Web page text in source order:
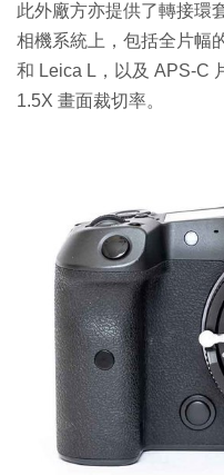
此外廠方亦提供了轉接環
相機系統上，包括全片幅
和 Leica L，以及 APS-C
1.5X 畫面裁切率。